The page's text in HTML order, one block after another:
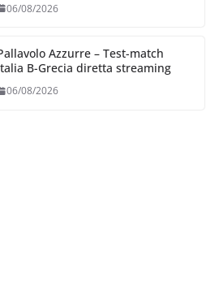
06/08/2026
Azzurre – Test-match
B-Grecia diretta streaming
06/08/2026